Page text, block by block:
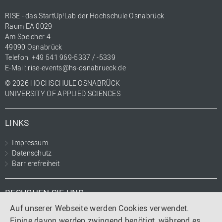
Auf unserer Webseite werden Cookies verwendet.
RISE - das StartUp!Lab der Hochschule Osnabrück
Raum EA 0029
Am Speicher 4
49090 Osnabrück
Telefon: +49 541 969-5337 / -5339
E-Mail: rise-events@hs-osnabrueck.de
© 2026 HOCHSCHULE OSNABRÜCK
UNIVERSITY OF APPLIED SCIENCES
LINKS
Impressum
Datenschutz
Barrierefreiheit
BESUCHEN SIE UNS
Instagram
LinkedIn